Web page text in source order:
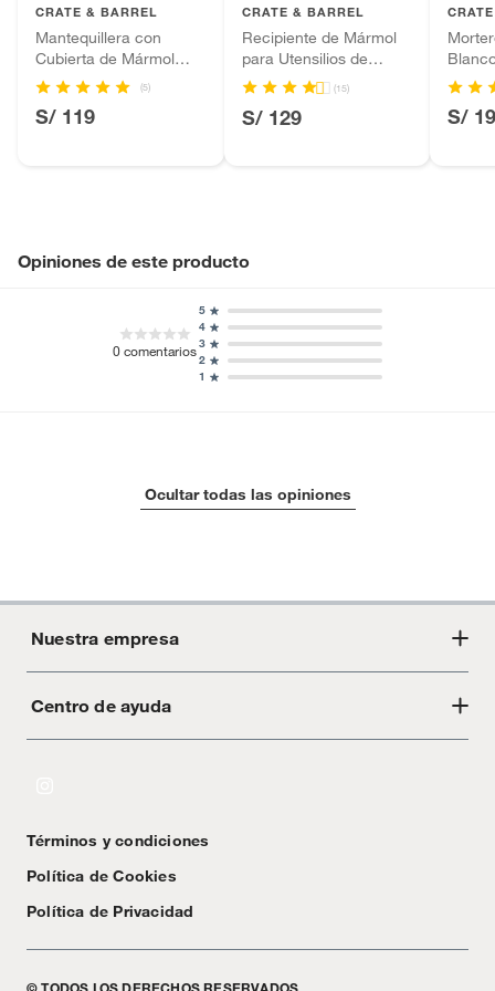
Baterías de auto.
Motocicletas y bicicletas motorizadas.
Licores y cigarros electrónicos.
CRATE & BARREL
Mantequillera con
Cubierta de Mármol
French Kitchen
(5)
S/ 119
CRATE & BARREL
Recipiente de Mármol
para Utensilios de
Cocina French Kitchen
(15)
S/ 129 S/
Opiniones de este producto
0comentarios
1
2
3
4
5
Ocultar todas las opiniones
Nuestra empresa
Acerca de Crate
Centro de ayuda
Textos Legales
Términos y condiciones
Política de Cookies
Política de Privacidad